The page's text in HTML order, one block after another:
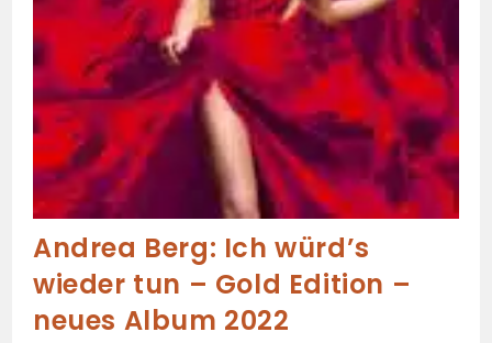
Andrea Berg: Ich würd’s
wieder tun – Gold Edition –
neues Album 2022